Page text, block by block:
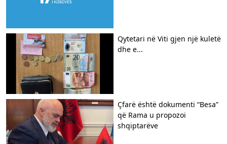
Qytetari në Viti gjen një kuletë
dhe e...
Çfarë është dokumenti “Besa”
që Rama u propozoi
shqiptarëve